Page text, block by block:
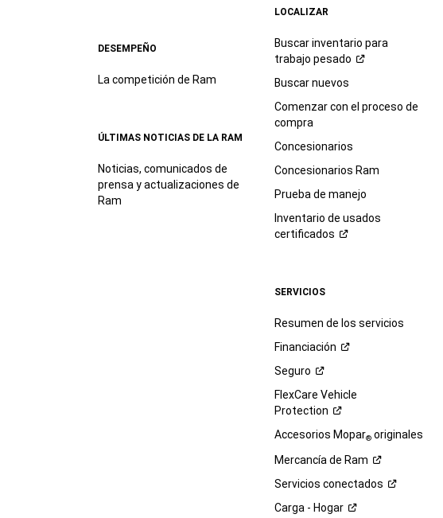
DESEMPEÑO
La competición de Ram
ÚLTIMAS NOTICIAS DE LA RAM
Noticias, comunicados de
prensa y actualizaciones de
Ram
LOCALIZAR
Buscar inventario para
trabajo pesado
Buscar nuevos
Comenzar con el proceso de
compra
Concesionarios
Concesionarios Ram
Prueba de manejo
Inventario de usados
certificados
SERVICIOS
Resumen de los servicios
Financiación
Seguro
FlexCare Vehicle
Protection
Accesorios Mopar®originales
Mercancía de Ram
Servicios conectados
Carga - Hogar